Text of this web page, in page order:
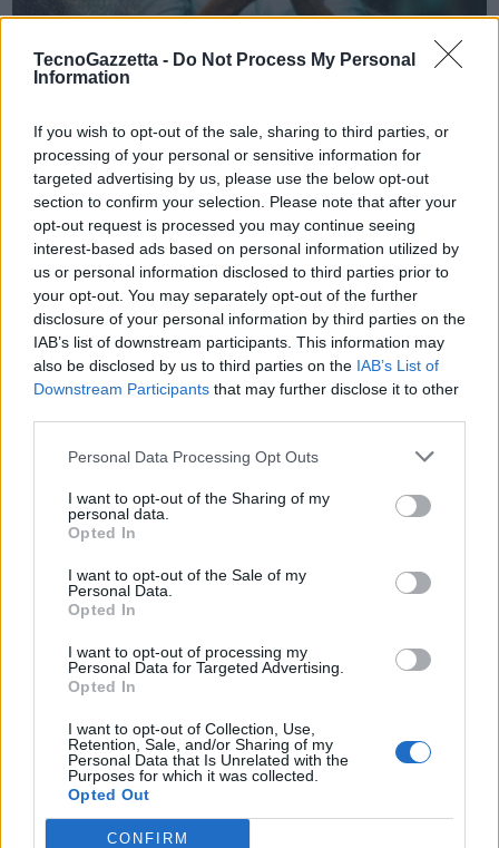
TecnoGazzetta - Do Not Process My Personal
Information
If you wish to opt-out of the sale, sharing to third parties, or
processing of your personal or sensitive information for
targeted advertising by us, please use the below opt-out
section to confirm your selection. Please note that after your
opt-out request is processed you may continue seeing
interest-based ads based on personal information utilized by
us or personal information disclosed to third parties prior to
your opt-out. You may separately opt-out of the further
disclosure of your personal information by third parties on the
IAB’s list of downstream participants. This information may
also be disclosed by us to third parties on the IAB’s List of
Downstream Participants that may further disclose it to other
Personal Data Processing Opt Outs
I want to opt-out of the Sharing of my
personal data.
Opted In
I want to opt-out of the Sale of my
Personal Data.
Opted In
I want to opt-out of processing my
Personal Data for Targeted Advertising.
Opted In
I want to opt-out of Collection, Use,
Retention, Sale, and/or Sharing of my
Personal Data that Is Unrelated with the
Purposes for which it was collected.
Opted Out
CONFIRM
Cosa dice il Report CX Trends 2024 Zendesk
Zendesk ha presentato i risultati del report globale dedicato ai
trend della Customer Experience. Il 70% delle organizzazioni italiane
ritiene che l’AI generativa aiuti a umanizzare le interazioni digitali
Ogni anno, il report CX Trends 2024 ha l’obiettivo di delineare …
Miti da sfatare sulle operazioni di Machine
Learning per AI
Articolo di Andrea Mirabile, Global Director of AI Research, Zebra
Technologies Il settore tecnologico richiede costante
aggiornamento e innovazione. Per questo motivo, il team di AI
all’interno del Chief Technology Office di Zebra ospita regolarmente
dottorandi e professori accademici, che …